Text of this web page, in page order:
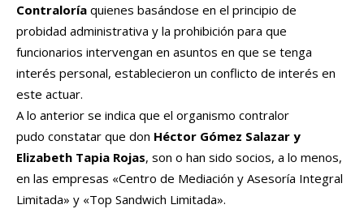
Contraloría quienes basándose en el principio de
probidad administrativa y la prohibición para que
funcionarios intervengan en asuntos en que se tenga
interés personal, establecieron un conflicto de interés en
este actuar.
A lo anterior se indica que el organismo contralor
pudo constatar que don Héctor Gómez Salazar y
Elizabeth Tapia Rojas, son o han sido socios, a lo menos,
en las empresas «Centro de Mediación y Asesoría Integral
Limitada» y «Top Sandwich Limitada».